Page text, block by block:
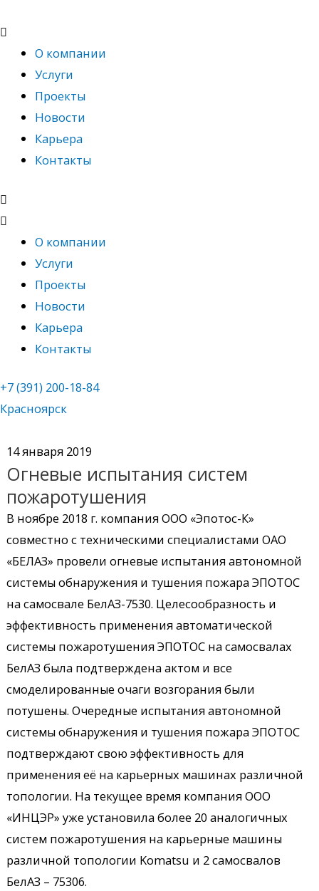
к
содержимому
О компании
Услуги
Проекты
Новости
Карьера
Контакты
О компании
Услуги
Проекты
Новости
Карьера
Контакты
+7 (391) 200-18-84
Красноярск
14 января 2019
Огневые испытания систем
пожаротушения
В ноябре 2018 г. компания ООО «Эпотос-К»
совместно с техническими специалистами ОАО
«БЕЛАЗ» провели огневые испытания автономной
системы обнаружения и тушения пожара ЭПОТОС
на самосвале БелАЗ-7530. Целесообразность и
эффективность применения автоматической
системы пожаротушения ЭПОТОС на самосвалах
БелАЗ была подтверждена актом и все
смоделированные очаги возгорания были
потушены. Очередные испытания автономной
системы обнаружения и тушения пожара ЭПОТОС
подтверждают свою эффективность для
применения её на карьерных машинах различной
топологии. На текущее время компания ООО
«ИНЦЭР» уже установила более 20 аналогичных
систем пожаротушения на карьерные машины
различной топологии Komatsu и 2 самосвалов
БелАЗ – 75306.